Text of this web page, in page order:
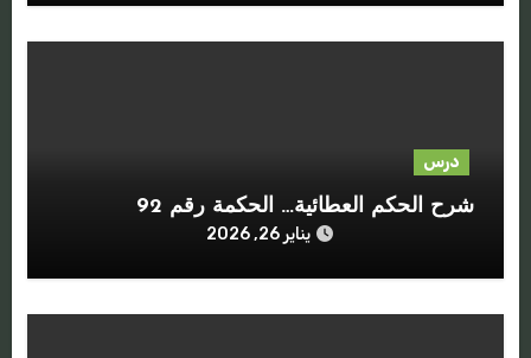
درس
شرح الحكم العطائية… الحكمة رقم 92
يناير 26, 2026